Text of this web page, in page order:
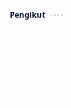
Pengikut